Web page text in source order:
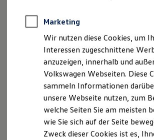
für den Tech-Bereich gesucht hat, um sich
Transformation der Zukunft aufzustellen,
neue Herausforderung, auf die ich
(und bietet) mir die spannende
meinen Kolleginnen und Kollegen die
Recruitingprozesse zu optimieren und
Erfahrungen effektiv mit einzubringen.
Daran erinnere ich mich, als ich
Meine ehemalige Vorgesetzte kam zu
Marketing
Wir nutzen diese Cookies, um
Interessen zugeschnittene
anzuzeigen, innerhalb und
Volkswagen Webseiten. Diese
sammeln Informationen
unsere Webseite nutzen, zum
welche Seiten Sie am meisten
wie Sie sich auf der Seite
Zweck dieser Cookies ist es,